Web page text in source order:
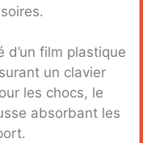
d’un film plastique
un clavier
les chocs, le
absorbant les